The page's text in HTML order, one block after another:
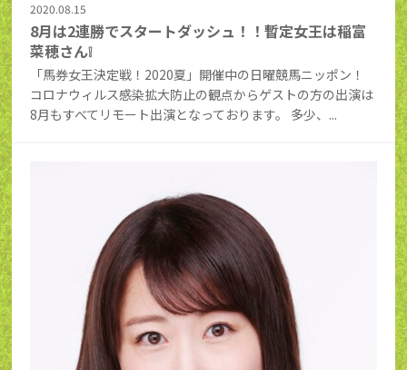
2020.08.15
8月は2連勝でスタートダッシュ！！暫定女王は稲富
菜穂さん❕
「馬券女王決定戦！2020夏」開催中の日曜競馬ニッポン！
コロナウィルス感染拡大防止の観点からゲストの方の出演は
8月もすべてリモート出演となっております。 多少、...